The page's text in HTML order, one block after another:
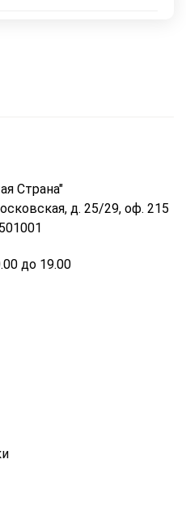
Страна"
д. 25/29, оф. 215
до 19.00